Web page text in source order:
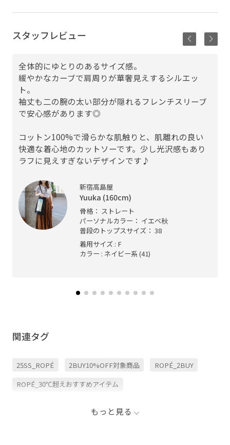
スタッフレビュー
全体的にゆとりのあるサイズ感。
緩やかなカーブで肩周りが華奢見えするシルエッ
ト。
袖丈も二の腕の太い部分が隠れるフレンチスリーブ
で安心感があります◎
コットン100%で滑らかな肌触りと、肌離れの良い
快適な着心地のカットソーです。少し光沢感もあり
ラフに見えすぎないデザインです♪
新宿高島屋
Yuuka (160cm)
骨格： ストレート
パーソナルカラー： イエベ秋
普段のトップスサイズ： 38
着用サイズ : F
カラー : ネイビー系 (41)
関連タグ
25SS_ROPÉ 2BUY10%OFF対象商品 ROPÉ_2BUY
ROPÉ_30℃超えおすすめアイテム
もっと見る